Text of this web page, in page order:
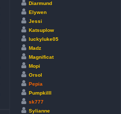
Diarmund
Elywen
Jessi
Katsuplow
luckyluke05
Madz
Magnificat
Mopi
Orsol
Pepia
Pumpkilll
sk777
Sylianne